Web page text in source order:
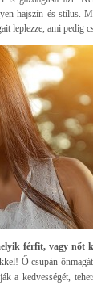
hajszín és stílus.
leplezze, ami pedig
férfit, vagy nőt
Ő csupán
a kedvességét,